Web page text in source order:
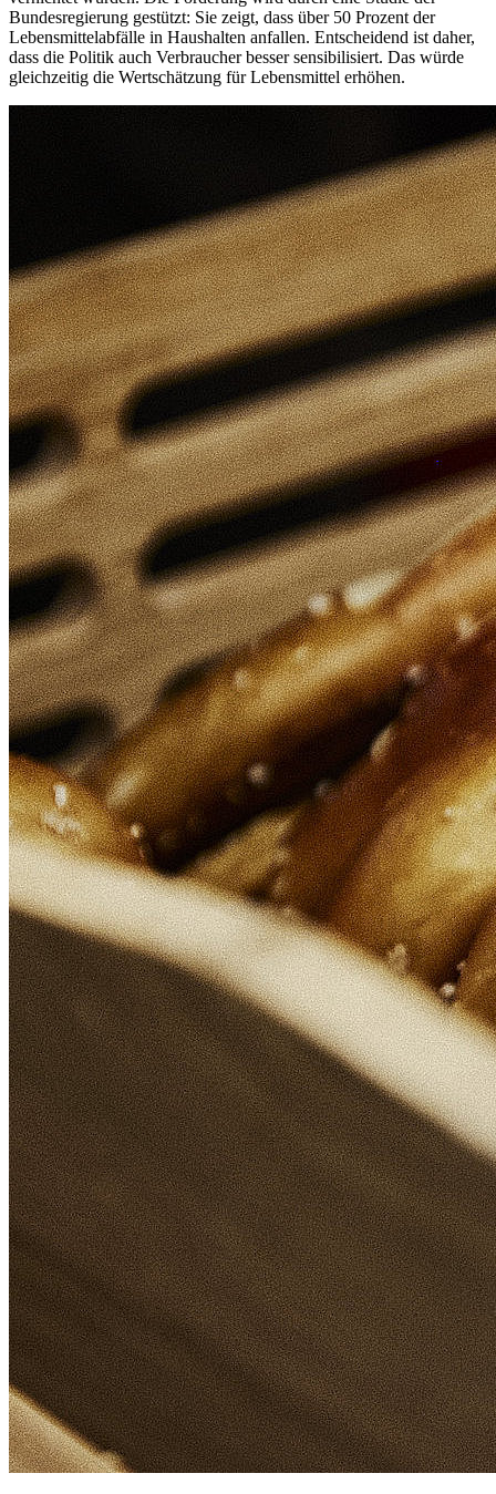
Bundesregierung gestützt: Sie zeigt, dass über 50 Prozent der
Lebensmittelabfälle in Haushalten anfallen. Entscheidend ist daher,
dass die Politik auch Verbraucher besser sensibilisiert. Das würde
gleichzeitig die Wertschätzung für Lebensmittel erhöhen.